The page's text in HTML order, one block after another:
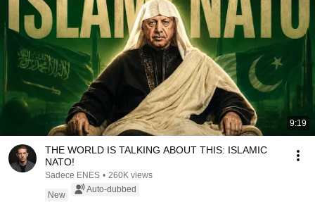
9:19
THE WORLD IS TALKING ABOUT THIS: ISLAMIC
NATO!
Sadece ENES • 260K views
New
Auto-dubbed